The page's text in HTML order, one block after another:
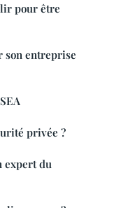
pour être
son entreprise
privée ?
expert du